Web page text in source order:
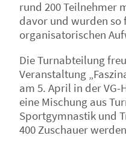
rund 200 Teilnehmer
davor und wurden so
organisatorischen
Die Turnabteilung
Veranstaltung
am 5. April in der
eine Mischung aus
Sportgymnastik und
400 Zuschauer